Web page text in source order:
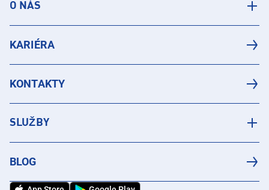
O NÁS
KARIÉRA
KONTAKTY
SLUŽBY
BLOG